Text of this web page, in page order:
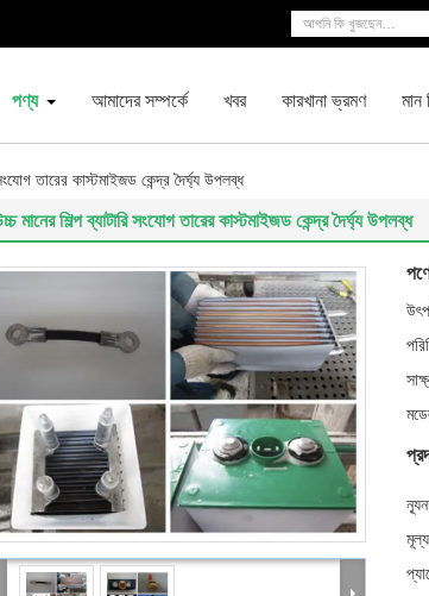
পণ্য আমাদের সম্পর্কে খবর কারখানা ভ্রমণ মান
তারের কাস্টমাইজড কেন্দ্র দৈর্ঘ্য উপলব্ধ
মানের শিল্প ব্যাটারি সংযোগ তারের কাস্টমাইজড কেন্দ্র দৈর্ঘ্য উপলব্ধ